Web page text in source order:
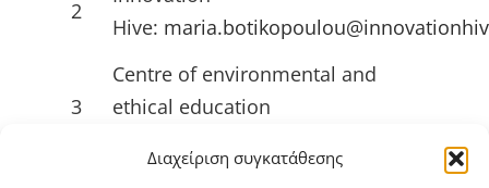
Διαχείριση συγκατάθεσης
2
Hive:
3
Centre of environmental and
ethical education